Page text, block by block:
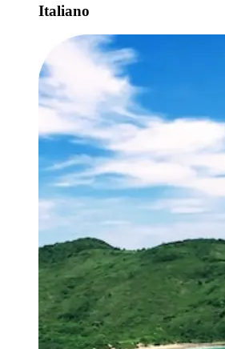
Italiano